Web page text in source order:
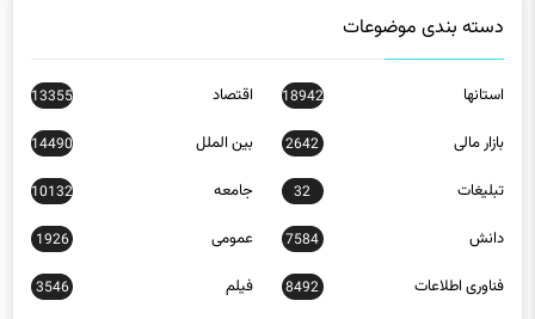
استانها
بازار مالی 2642
14490
تبلیغات 32 جامعه 10132
دانش 7584 عمومی 1926
فناوری اطلاعات 8492 فیلم 3546
کاریکاتور 519
2220